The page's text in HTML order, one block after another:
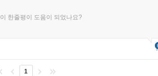
이 한줄평이 도움이 되었나요?
1